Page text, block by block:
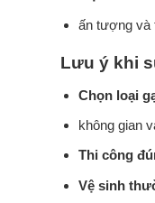
ấn tượng và
Lưu ý khi
Chọn loại
không gian
Thi công
Vệ sinh